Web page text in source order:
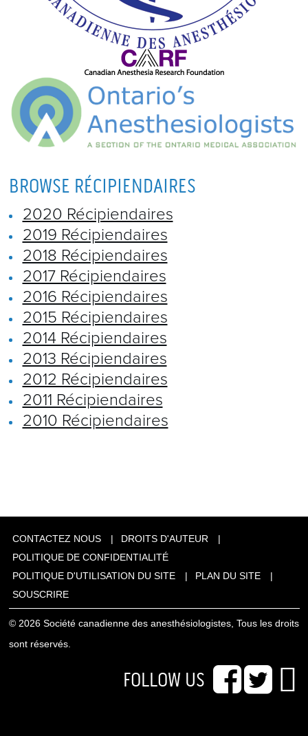
BROWSE RÉCIPIENDAIRES
2020 Récipiendaires
2019 Récipiendaires
2018 Récipiendaires
2017 Récipiendaires
2016 Récipiendaires
2015 Récipiendaires
2014 Récipiendaires
2013 Récipiendaires
2012 Récipiendaires
2011 Récipiendaires
2010 Récipiendaires
CONTACTEZ NOUS
DROITS D'AUTEUR
POLITIQUE DE CONFIDENTIALITÉ
POLITIQUE D'UTILISATION DU SITE
PLAN DU SITE
SOUSCRIRE
© 2026 Société canadienne des anesthésiologistes, Tous les droits
sont réservés.
FOLLOW US